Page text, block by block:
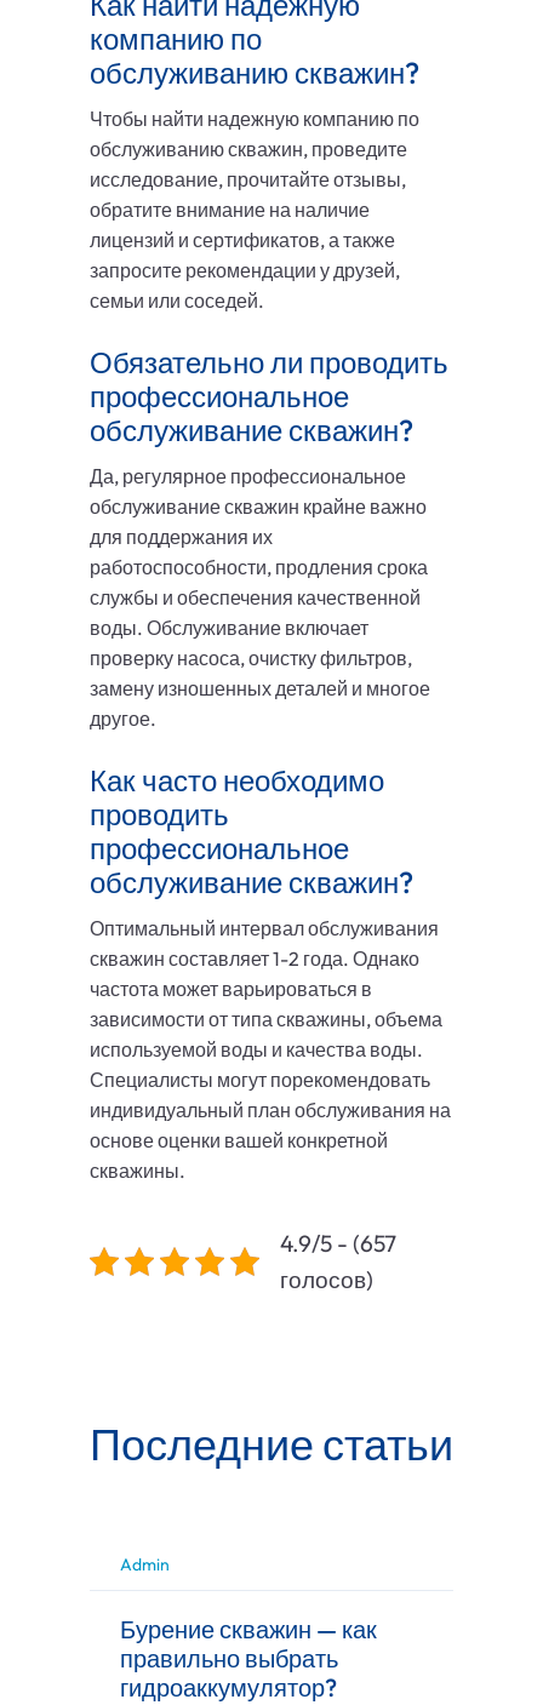
компанию по
обслуживанию скважин?
Чтобы найти надежную компанию по
обслуживанию скважин, проведите
исследование, прочитайте отзывы,
обратите внимание на наличие
лицензий и сертификатов, а также
запросите рекомендации у друзей,
семьи или соседей.
Обязательно ли проводить
профессиональное
обслуживание скважин?
Да, регулярное профессиональное
обслуживание скважин крайне важно
для поддержания их
работоспособности, продления срока
службы и обеспечения качественной
воды. Обслуживание включает
проверку насоса, очистку фильтров,
замену изношенных деталей и многое
другое.
Как часто необходимо
проводить
профессиональное
обслуживание скважин?
Оптимальный интервал обслуживания
скважин составляет 1-2 года. Однако
частота может варьироваться в
зависимости от типа скважины, объема
используемой воды и качества воды.
Специалисты могут порекомендовать
индивидуальный план обслуживания на
основе оценки вашей конкретной
скважины.
4.9/5 - (657
голосов)
Последние статьи
Admin
Бурение скважин — как
правильно выбрать
гидроаккумулятор?